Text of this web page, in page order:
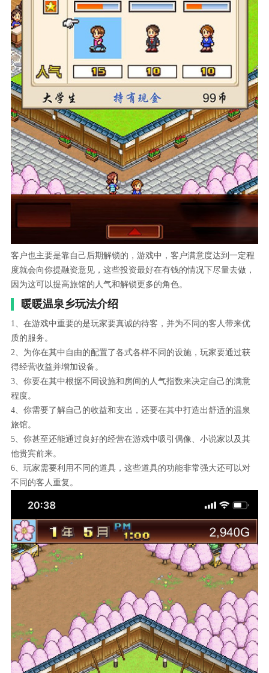
客户也主要是靠自己后期解锁的，游戏中，客户满意度达到一定程
度就会向你提融资意见，这些投资最好在有钱的情况下尽量去做，
因为这可以提高旅馆的人气和解锁更多的角色。
暖暖温泉乡玩法介绍
1、在游戏中重要的是玩家要真诚的待客，并为不同的客人带来优
质的服务。
2、为你在其中自由的配置了各式各样不同的设施，玩家要通过获
得经营收益并增加设备。
3、你要在其中根据不同设施和房间的人气指数来决定自己的满意
程度。
4、你需要了解自己的收益和支出，还要在其中打造出舒适的温泉
旅馆。
5、你甚至还能通过良好的经营在游戏中吸引偶像、小说家以及其
他贵宾前来。
6、玩家需要利用不同的道具，这些道具的功能非常强大还可以对
不同的客人重复。